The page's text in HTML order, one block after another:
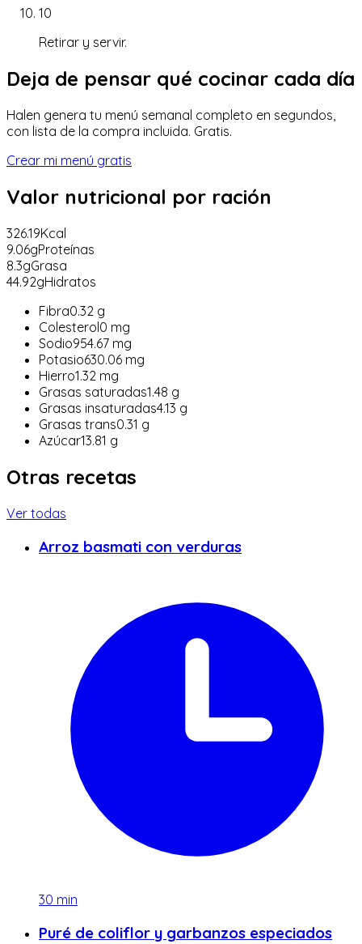
10
Retirar y servir.
Deja de pensar qué cocinar cada día
Halen genera tu menú semanal completo en segundos,
con lista de la compra incluida. Gratis.
Crear mi menú gratis
Valor nutricional por ración
326.19Kcal
9.06gProteínas
8.3gGrasa
44.92gHidratos
Fibra0.32 g
Colesterol0 mg
Sodio954.67 mg
Potasio630.06 mg
Hierro1.32 mg
Grasas saturadas1.48 g
Grasas insaturadas4.13 g
Grasas trans0.31 g
Azúcar13.81 g
Otras recetas
Ver todas
Arroz basmati con verduras
30 min
Puré de coliflor y garbanzos especiados